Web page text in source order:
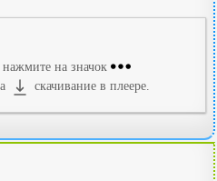
на значок
скачивание в плеере.